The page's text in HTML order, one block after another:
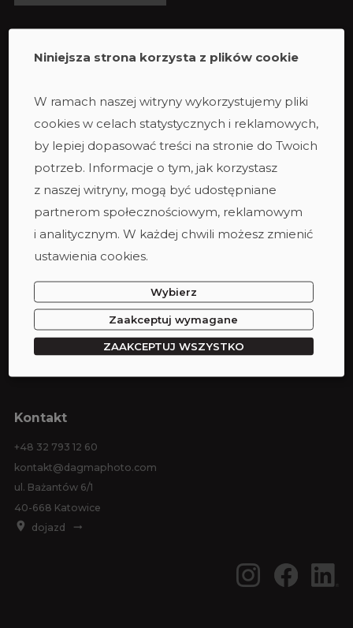
Studio duże
Studio ciemne
Studio małe
Oferta
Wynajem sprzętu
Sesje zdjęciowe
Eventy
Kontakt
+48 32 793 12 60
kontakt@dagmaphoto.com
ul. Bażantów 6/1
40-668 Katowice
dojazd
Niniejsza strona korzysta z plików cookie
W ramach naszej witryny wykorzystujemy pliki
cookies w celach statystycznych i reklamowych,
by lepiej dopasować treści na stronie do Twoich
potrzeb. Informacje o tym, jak korzystasz
z naszej witryny, mogą być udostępniane
partnerom społecznościowym, reklamowym
i analitycznym. W każdej chwili możesz zmienić
ustawienia cookies.
Wybierz
Zaakceptuj wymagane
ZAAKCEPTUJ WSZYSTKO